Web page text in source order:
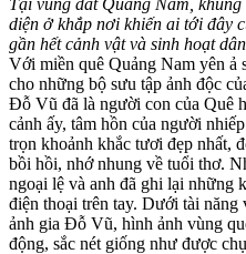
diện ở khắp nơi khiến ai tới đây
gần hết cảnh vật và sinh hoạt
Với miền quê Quảng Nam yên ả
cho những bộ sưu tập ảnh độc
Đỗ Vũ đã là người con của Quê hương
cảnh ấy, tâm hồn của người
trọn khoảnh khắc tươi đẹp nhất,
bồi hồi, nhớ nhung về tuổi thơ.
ngoại lệ và anh đã ghi lại những
điện thoại trên tay. Dưới tài năng
ảnh gia Đỗ Vũ, hình ảnh vùng
động, sắc nét giống như được